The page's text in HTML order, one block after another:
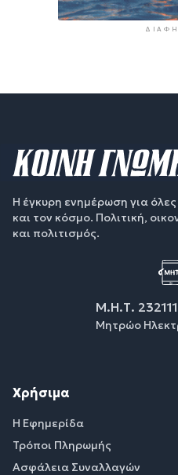
Η έγκυρη ενημέρωση για όλες
και τον κόσμο. Πολιτική,
και πολιτισμός.
Μ.Η.Τ. 232111
Μητρώο
Χρήσιμα
Η Εφημερίδα
Τρόποι Πληρωμής
Ασφάλεια Συναλλαγών